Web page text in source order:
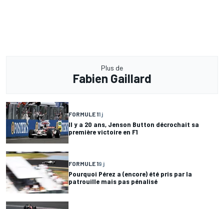
Plus de
Fabien Gaillard
FORMULE 11 j
Il y a 20 ans, Jenson Button décrochait sa
première victoire en F1
FORMULE 19 j
Pourquoi Pérez a (encore) été pris par la
patrouille mais pas pénalisé